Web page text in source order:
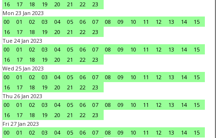
16
17 18 19 20 21 22
23
Mon 23 Jan 2023
00
01 02 03 04 05 06 07 08 09 10 11 12 13 14
15
16
17 18 19 20 21 22
23
Tue 24 Jan 2023
00
01 02 03 04 05 06 07 08 09 10 11 12 13 14
15
16
17 18 19 20 21 22
23
Wed 25 Jan 2023
00
01 02 03 04 05 06 07 08 09 10 11 12 13 14
15
16
17 18 19 20 21 22
23
Thu 26 Jan 2023
00
01 02 03 04 05 06 07 08 09 10 11 12 13 14
15
16
17 18 19 20 21 22
23
Fri 27 Jan 2023
00
01 02 03 04 05 06 07 08 09 10 11 12 13 14
15